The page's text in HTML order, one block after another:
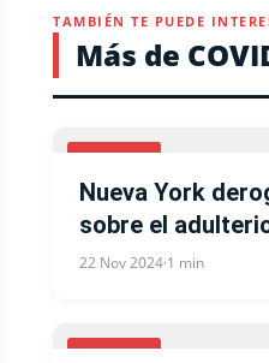
TAMBIÉN TE PUEDE
Más de
COVID-19
Nueva York
sobre el
22 Nov 2024·1 min
COVID-19